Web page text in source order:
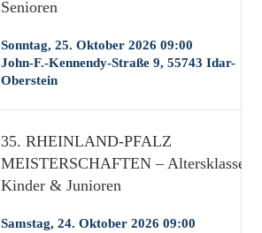
Senioren
Sonntag, 25. Oktober 2026 09:00
John-F.-Kennendy-Straße 9, 55743 Idar-
Oberstein
35. RHEINLAND-PFALZ
MEISTERSCHAFTEN – Altersklasse
Kinder & Junioren
Samstag, 24. Oktober 2026 09:00